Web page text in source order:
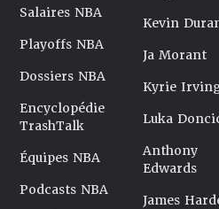
Salaires NBA
Playoffs NBA
Dossiers NBA
Encyclopédie
TrashTalk
Équipes NBA
Podcasts NBA
Kevin
Ja Morant
Kyrie
Luka
Anthony
Edwards
James